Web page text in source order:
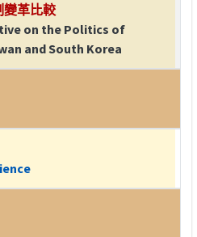
變革比較
on the Politics of
and South Korea